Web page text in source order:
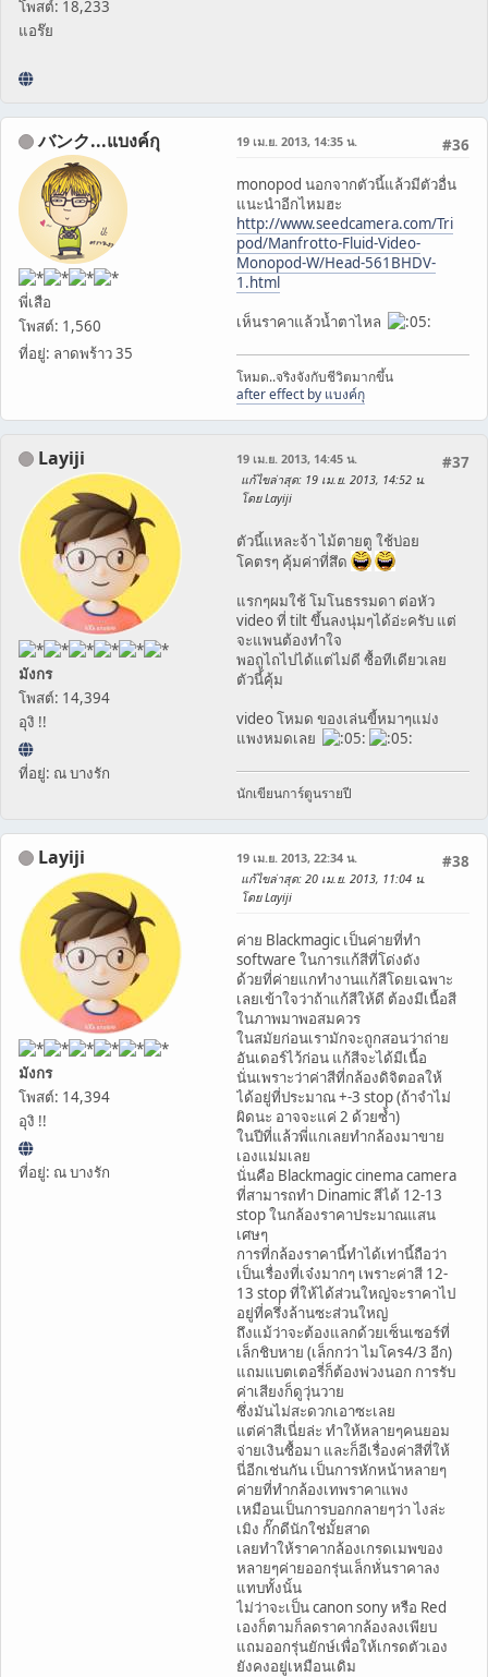
โพสต์: 18,233
แอร๊ย
バンク...แบงค์กุ
พี่เสือ
โพสต์: 1,560
ที่อยู่: ลาดพร้าว 35
#36
19 เม.ย. 2013, 14:35 น.
monopod นอกจากตัวนี้แล้วมีตัวอื่น
แนะนำอีกไหมฮะ
http://www.seedcamera.com/Tri
pod/Manfrotto-Fluid-Video-
Monopod-W/Head-561BHDV-
1.html
เห็นราคาแล้วน้ำตาไหล
โหมด..จริงจังกับชีวิตมากขึ้น
after effect by แบงค์กุ
Layiji
มังกร
โพสต์: 14,394
อุงิ !!
ที่อยู่: ณ บางรัก
#37
19 เม.ย. 2013, 14:45 น.
แก้ไขล่าสุด: 19 เม.ย. 2013, 14:52 น.
โดย Layiji
ตัวนี้แหละจ้า ไม้ตายตู ใช้บ่อย
โคตรๆ คุ้มค่าที่สึด
แรกๆผมใช้ โมโนธรรมดา ต่อหัว
video ที่ tilt ขึ้นลงนุ่มๆได้อ่ะครับ แต่
จะแพนต้องทำใจ
พอถูไถไปได้แต่ไม่ดี ซื้อทีเดียวเลย
ตัวนี้คุ้ม
video โหมด ของเล่นขี้หมาๆแม่ง
แพงหมดเลย
นักเขียนการ์ตูนรายปี
Layiji
มังกร
โพสต์: 14,394
อุงิ !!
ที่อยู่: ณ บางรัก
#38
19 เม.ย. 2013, 22:34 น.
แก้ไขล่าสุด: 20 เม.ย. 2013, 11:04 น.
โดย Layiji
ค่าย Blackmagic เป็นค่ายที่ทำ
software ในการแก้สีที่โด่งดัง
ด้วยที่ค่ายแกทำงานแก้สีโดยเฉพาะ
เลยเข้าใจว่าถ้าแก้สีให้ดี ต้องมีเนื้อสี
ในภาพมาพอสมควร
ในสมัยก่อนเรามักจะถูกสอนว่าถ่าย
อันเดอร์ไว้ก่อน แก้สีจะได้มีเนื้อ
นั่นเพราะว่าค่าสีที่กล้องดิจิตอลให้
ได้อยู่ที่ประมาณ +-3 stop (ถ้าจำไม่
ผิดนะ อาจจะแค่ 2 ด้วยซ้ำ)
ในปีที่แล้วพี่แกเลยทำกล้องมาขาย
เองแม่มเลย
นั่นคือ Blackmagic cinema camera
ที่สามารถทำ Dinamic สีได้ 12-13
stop ในกล้องราคาประมาณแสน
เศษๆ
การที่กล้องราคานี้ทำได้เท่านี้ถือว่า
เป็นเรื่องที่เจ๋งมากๆ เพราะค่าสี 12-
13 stop ที่ให้ได้ส่วนใหญ่จะราคาไป
อยู่ที่ครึ่งล้านซะส่วนใหญ่
ถึงแม้ว่าจะต้องแลกด้วยเซ็นเซอร์ที่
เล็กชิบหาย (เล็กกว่า ไมโคร4/3 อีก)
แถมแบตเตอรี่ก็ต้องพ่วงนอก การรับ
ค่าเสียงก็ดูวุ่นวาย
ซึ่งมันไม่สะดวกเอาซะเลย
แต่ค่าสีเนี่ยล่ะ ทำให้หลายๆคนยอม
จ่ายเงินซื้อมา และก็อีเรื่องค่าสีที่ให้
นี่อีกเช่นกัน เป็นการหักหน้าหลายๆ
ค่ายที่ทำกล้องเทพราคาแพง
เหมือนเป็นการบอกกลายๆว่า ไงล่ะ
เมิง กั๊กดีนักใช่มั้ยสาด
เลยทำให้ราคากล้องเกรดเมพของ
หลายๆค่ายออกรุ่นเล็กหั่นราคาลง
แทบทั้งนั้น
ไม่ว่าจะเป็น canon sony หรือ Red
เองก็ตามก็ลดราคากล้องลงเพียบ
แถมออกรุ่นยักษ์เพื่อให้เกรดตัวเอง
ยังคงอยู่เหมือนเดิม